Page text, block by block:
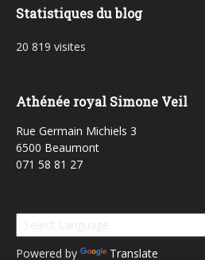
Statistiques du blog
20 819 visites
Athénée royal Simone Veil
Rue Germain Michiels 3
6500 Beaumont
071 58 81 27
Powered by Translate